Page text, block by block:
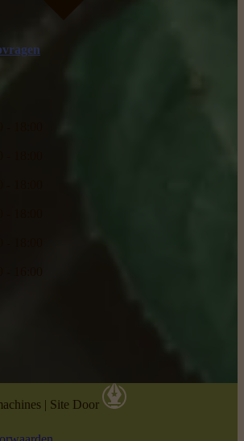
18:00
18:00
18:00
18:00
18:00
16:00
| Site Door